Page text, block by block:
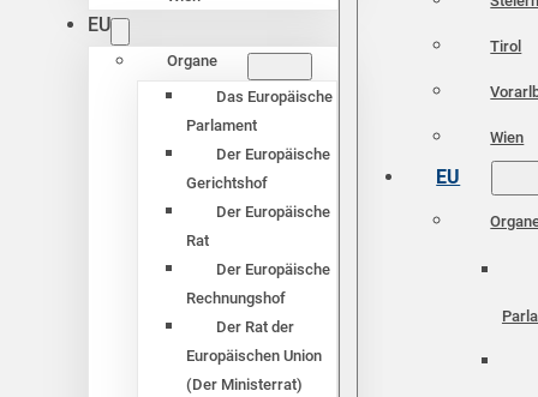
EU
Organe
Das Europäische
Parlament
Der Europäische
Gerichtshof
Der Europäische
Rat
Der Europäische
Rechnungshof
Der Rat der
Europäischen Union
(Der Ministerrat)
Tirol
Wien
EU